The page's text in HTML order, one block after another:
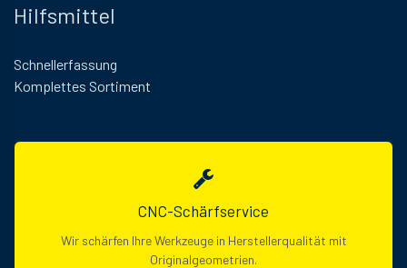
Hilfsmittel
Schnellerfassung
Komplettes Sortiment
CNC-Schärfservice
Wir schärfen Ihre Werkzeuge in Herstellerqualität mit
Originalgeometrien.